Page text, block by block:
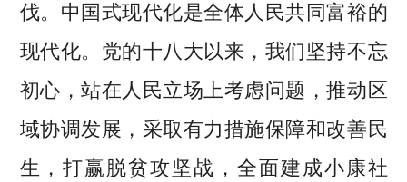
伐。中国式现代化是全体人民共同富裕的
现代化。党的十八大以来，我们坚持不忘
初心，站在人民立场上考虑问题，推动区
域协调发展，采取有力措施保障和改善民
生，打赢脱贫攻坚战，全面建成小康社